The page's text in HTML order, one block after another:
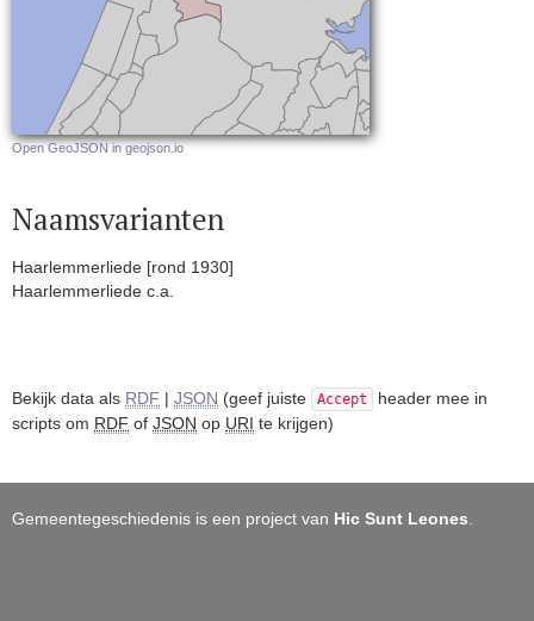
Open GeoJSON in geojson.io
Naamsvarianten
Haarlemmerliede [rond 1930]
Haarlemmerliede c.a.
Bekijk data als RDF | JSON (geef juiste Accept
header mee in
scripts om RDF of JSON op URI te krijgen)
Gemeentegeschiedenis is een project van Hic Sunt Leones